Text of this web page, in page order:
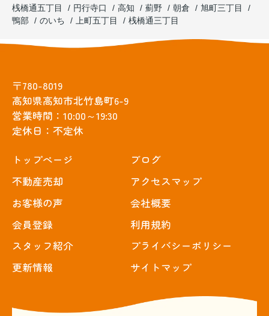
桟橋通五丁目
円行寺口 高知 薊野 朝倉
旭町三丁目
鴨部
のいち 上町五丁目 桟橋通三丁目
〒780-8019
高知県高知市北竹島町6-9
営業時間：10:00～19:30
定休日：不定休
トップぺージ
不動産売却
お客様の声
会員登録
スタッフ紹介
更新情報
ブログ
アクセスマップ
会社概要
利用規約
プライバシーポリシー
サイトマップ